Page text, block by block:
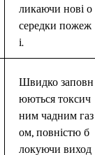
ликаючи нові о
середки пожеж
і.
Швидко заповн
юються токсич
ним чадним газ
ом, повністю б
локуючи виход